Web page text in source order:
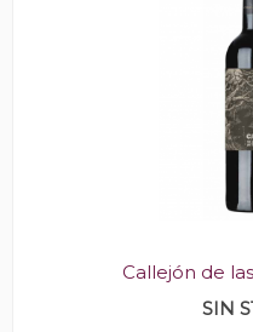
Callejón de
SIN